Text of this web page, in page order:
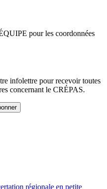
pour les coordonnées
infolettre pour recevoir toutes
concernant le CRÉPAS.
régionale en petite